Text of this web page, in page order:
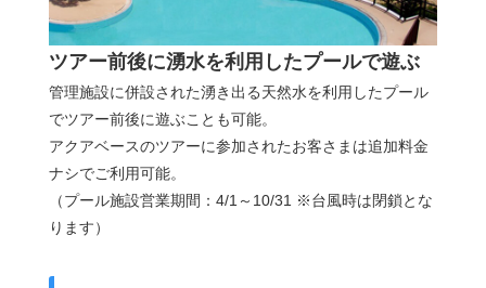
ツアー前後に湧水を利用したプールで遊ぶ
管理施設に併設された湧き出る天然水を利用したプール
でツアー前後に遊ぶことも可能。
アクアベースのツアーに参加されたお客さまは追加料金
ナシでご利用可能。
（プール施設営業期間：4/1～10/31 ※台風時は閉鎖とな
ります）